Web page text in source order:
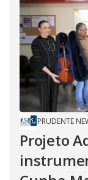
PRUDENTE
Projeto